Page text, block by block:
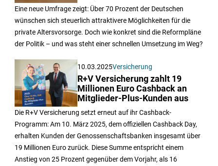
Eine neue Umfrage zeigt: Über 70 Prozent der Deutschen
wünschen sich steuerlich attraktivere Möglichkeiten für die
private Altersvorsorge. Doch wie konkret sind die Reformpläne
der Politik – und was steht einer schnellen Umsetzung im Weg?
10.03.2025Versicherung
R+V Versicherung zahlt 19
Millionen Euro Cashback an
Mitglieder-Plus-Kunden aus
Die R+V Versicherung setzt erneut auf ihr Cashback-
Programm: Am 10. März 2025, dem offiziellen Cashback Day,
erhalten Kunden der Genossenschaftsbanken insgesamt über
19 Millionen Euro zurück. Diese Summe entspricht einem
Anstieg von 25 Prozent gegenüber dem Vorjahr, als 16